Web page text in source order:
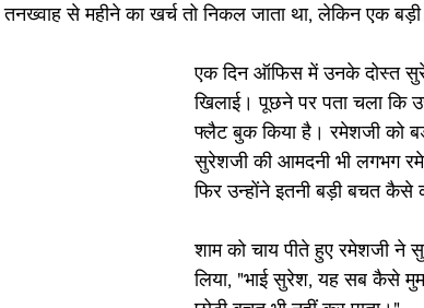
से महीने का खर्च तो निकल जाता था, लेकिन एक बड़ी
एक दिन ऑफिस में उनके दोस्त
खिलाई। पूछने पर पता चला कि
फ्लैट बुक किया है। रमेशजी को
सुरेशजी की आमदनी भी लगभग
फिर उन्होंने इतनी बड़ी बचत कैसे
शाम को चाय पीते हुए रमेशजी ने
लिया, "भाई सुरेश, यह सब कैसे